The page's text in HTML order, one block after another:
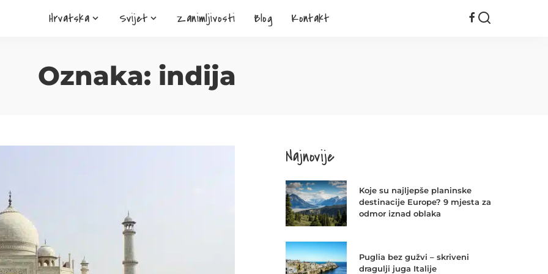
Hrvatska Svijet Zanimljivosti Blog Kontakt
Oznaka: indija
Najnovije
Koje su najljepše planinske
destinacije Europe? 9 mjesta za
odmor iznad oblaka
Puglia bez gužvi – skriveni
dragulji juga Italije